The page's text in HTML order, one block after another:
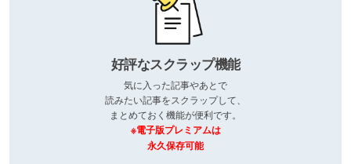
好評なスクラップ機能
気に入った記事やあとで
読みたい記事をスクラップして、
まとめておく機能が便利です。
※電子版プレミアムは
永久保存可能